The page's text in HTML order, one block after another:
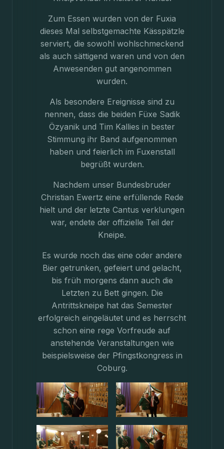
Zum Essen wurden von der Fuxia
dieses Mal selbstgemachte Kässpätzle
serviert, die sowohl wohlschmeckend
als auch sättigend waren und von den
Anwesenden gut angenommen
wurden.
Als besondere Ereignisse sind zu
nennen, dass die beiden Füxe Sadik
Özyanik und Tim Kallies in bester
Stimmung ihr Band aufgenommen
haben und feierlich im Fuxenstall
begrüßt wurden.
Nachdem unser Bundesbruder
Christian Ewertz eine erfüllende Rede
hielt und der letzte Cantus verklungen
war, endete der offizielle Teil der
Kneipe.
Es wurde noch das eine oder andere
Bier getrunken, gefeiert und gelacht,
bis früh morgens dann auch die
Letzten zu Bett gingen. Die
Antrittskneipe hat das Semester
erfolgreich eingeläutet und es herrscht
schon eine rege Vorfreude auf
anstehende Veranstaltungen wie
beispielsweise der Pfingstkongress in
Coburg.